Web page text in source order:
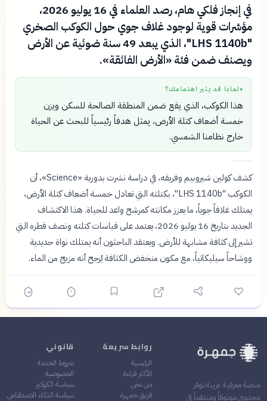
في إنجاز فلكي هام، رصد العلماء في 16 يوليو 2026،
مؤشرات قوية لوجود غلاف جوي حول الكوكب الصخري
"LHS 1140b"، الذي يبعد 49 سنة ضوئية عن الأرض
ويصنف ضمن فئة «الأرض الفائقة».
● لماذا قد يثير اهتمامك؟
هذا الكوكب، الذي يقع ضمن المنطقة الصالحة للسكن ويزن
خمسة أضعاف كتلة الأرض، يمثل هدفاً رئيسياً للبحث عن الحياة
خارج نظامنا الشمسي.
كشف كولين شيروبيم وفريقه، في دراسة نشرت بدورية «Science»، أن
الكوكب "LHS 1140b"، بكتلته التي تعادل خمسة أضعاف كتلة الأرض،
يمتلك غلافاً جوياً، ما يعزز مكانته كمرشح واعد للحياة. هذا الاكتشاف
الجديد بتاريخ 16 يوليو 2026، يعتمد على قياسات كتلته ونصف قطره التي
تشير إلى كثافة مشابهة للأرض. ويعتقد الباحثون أنه يمتلك نواة حديدية
ووشاحاً سيليكاتياً، مع مكون منخفض الكثافة يُرجح أنه مزيج من الماء.
منصة معرفية عربية توفر
محتوى موثوقاً ومنظماً في
روابط سريعة
الرئيسية
الأكثر قراءة
من نحن
فريق جمهرة
قانوني
شروط الخدمة
الخصوصية
سياسة الكوكيز
سياسة الذكاء الاصطناعي